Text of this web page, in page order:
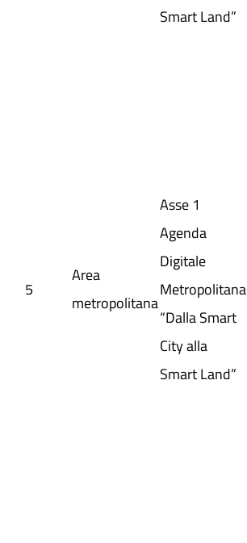
Smart Land”
5
Area
metropolitana
Asse 1
Agenda
Digitale
Metropolitana
“Dalla Smart
City alla
Smart Land”